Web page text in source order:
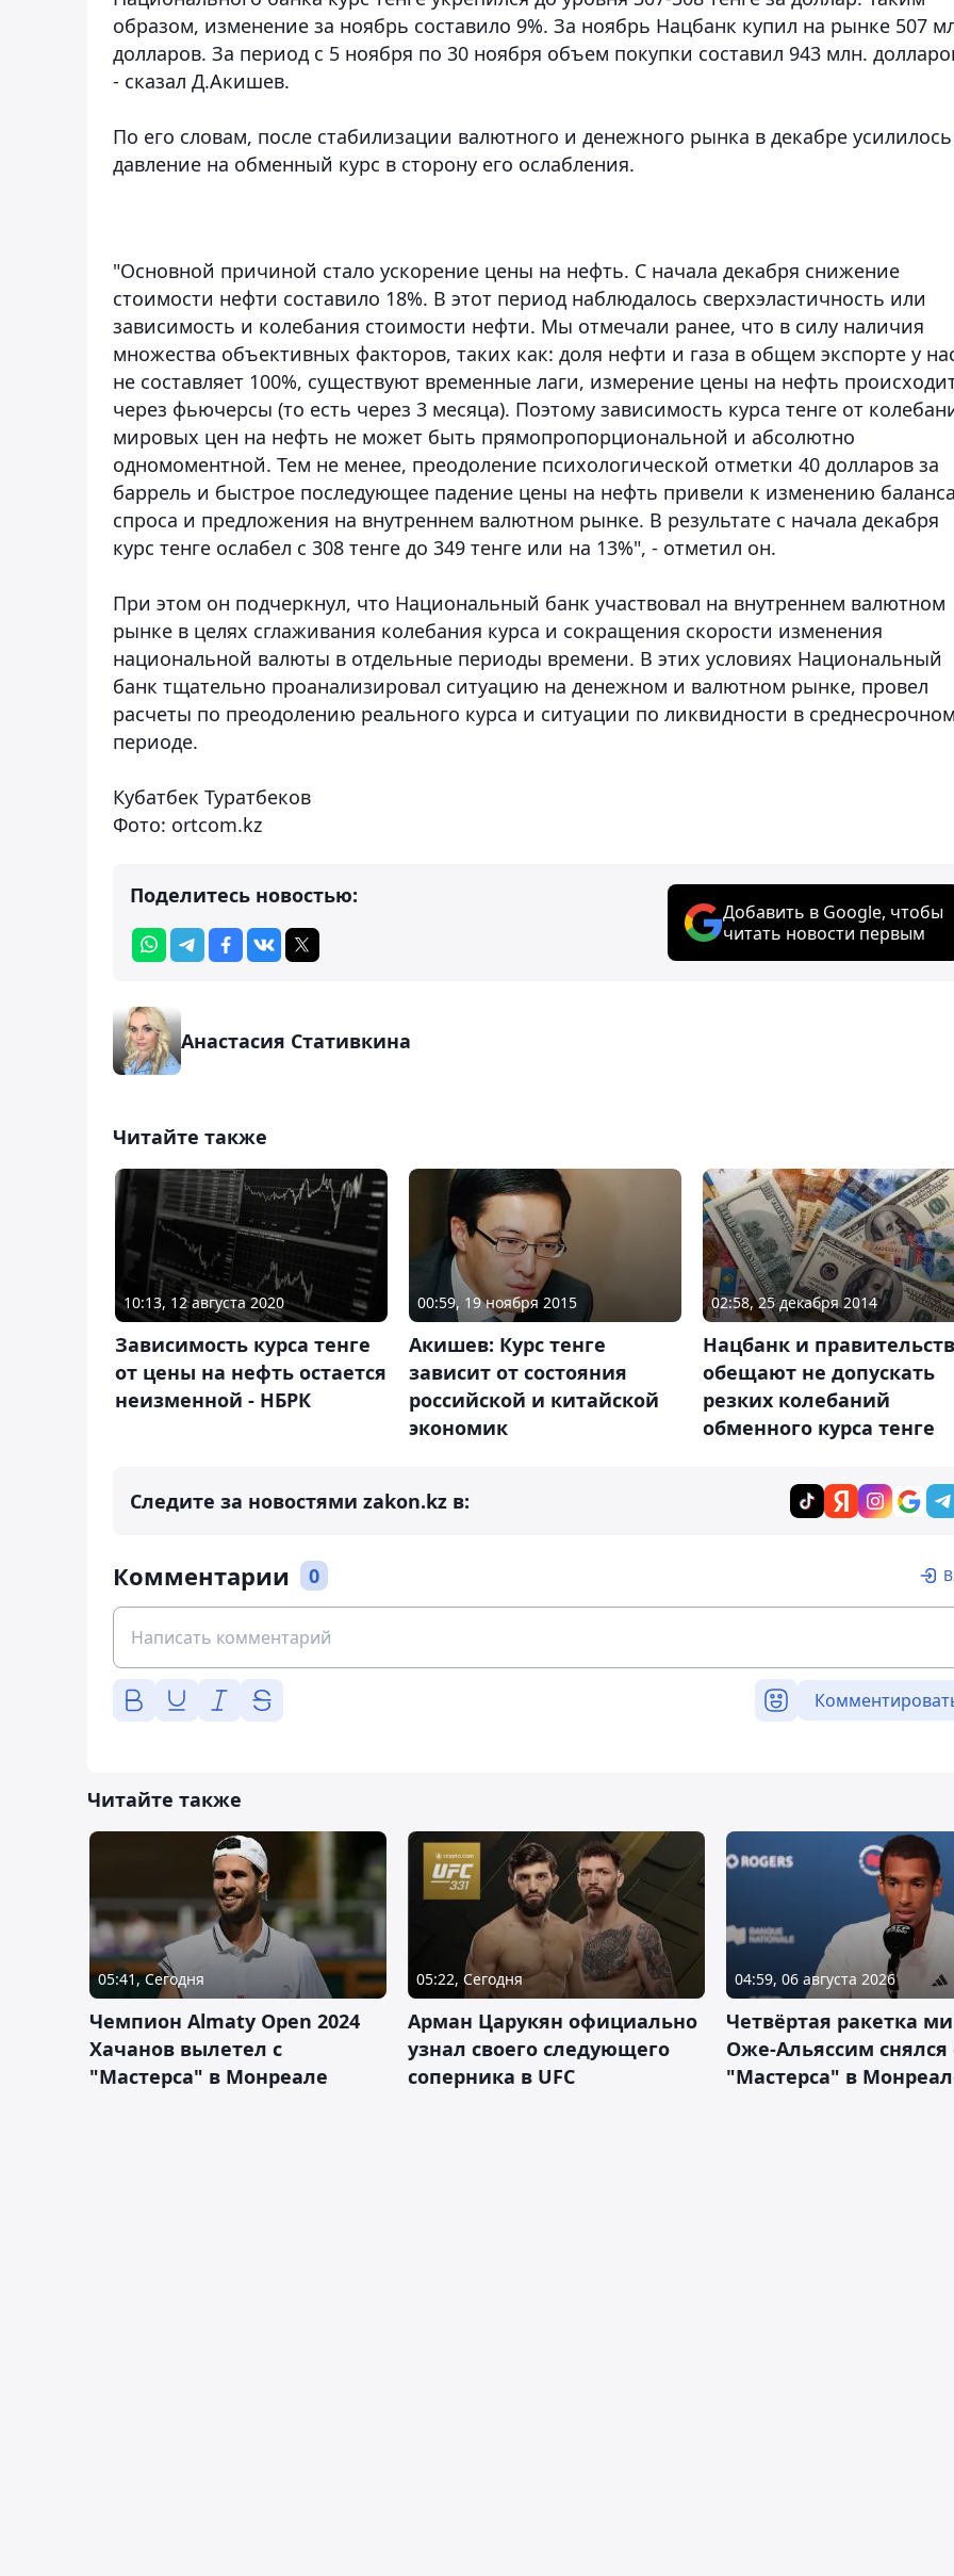
образом, изменение за ноябрь составило 9%. За ноябрь Нацбанк купил на рынке 507
долларов. За период с 5 ноября по 30 ноября объем покупки составил 943 млн.
- сказал Д.Акишев.
По его словам, после стабилизации валютного и денежного рынка в декабре усилилось
давление на обменный курс в сторону его ослабления.
"Основной причиной стало ускорение цены на нефть. С начала декабря снижение
стоимости нефти составило 18%. В этот период наблюдалось сверхэластичность или
зависимость и колебания стоимости нефти. Мы отмечали ранее, что в силу наличия
множества объективных факторов, таких как: доля нефти и газа в общем экспорте у
не составляет 100%, существуют временные лаги, измерение цены на нефть
через фьючерсы (то есть через 3 месяца). Поэтому зависимость курса тенге от
мировых цен на нефть не может быть прямопропорциональной и абсолютно
одномоментной. Тем не менее, преодоление психологической отметки 40 долларов за
баррель и быстрое последующее падение цены на нефть привели к изменению
спроса и предложения на внутреннем валютном рынке. В результате с начала декабря
курс тенге ослабел с 308 тенге до 349 тенге или на 13%", - отметил он.
При этом он подчеркнул, что Национальный банк участвовал на внутреннем валютном
рынке в целях сглаживания колебания курса и сокращения скорости изменения
национальной валюты в отдельные периоды времени. В этих условиях Национальный
банк тщательно проанализировал ситуацию на денежном и валютном рынке, провел
расчеты по преодолению реального курса и ситуации по ликвидности в
периоде.
Кубатбек Туратбеков
Фото: ortcom.kz
Поделитесь новостью:
Добавить в Google, чтобы
читать новости первым
Анастасия Стативкина
Читайте также
10:13, 12 августа 2020
Зависимость курса тенге
от цены на нефть остается
неизменной - НБРК
00:59, 19 ноября 2015
Акишев: Курс тенге
зависит от состояния
российской и китайской
экономик
02:58, 25 декабря 2014
Нацбанк и
обещают не допускать
резких колебаний
обменного курса тенге
Следите за новостями zakon.kz в:
Комментарии 0
Читайте также
05:41, Сегодня
Чемпион Almaty Open 2024
Хачанов вылетел с
"Мастерса" в Монреале
05:22, Сегодня
Арман Царукян официально
узнал своего следующего
соперника в UFC
04:59, 06 августа 2026
Четвёртая ракетка
Оже-Альяссим снялся
"Мастерса" в